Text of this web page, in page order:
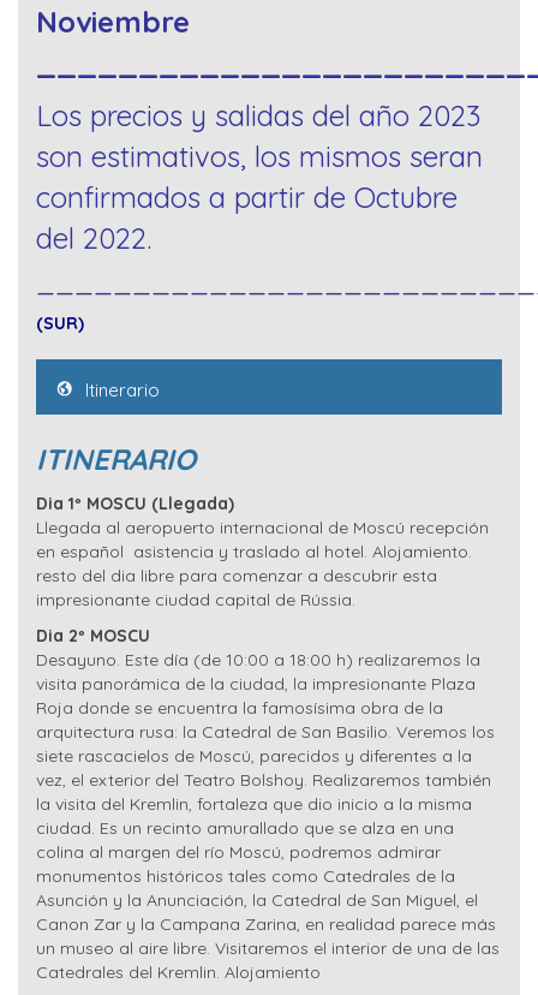
Noviembre
Los precios y salidas del año 2023
son estimativos, los mismos seran
confirmados a partir de Octubre
del 2022.
(SUR)
Itinerario
ITINERARIO
Dia 1º MOSCU (Llegada)
Llegada al aeropuerto internacional de Moscú recepción
en español asistencia y traslado al hotel. Alojamiento.
resto del dia libre para comenzar a descubrir esta
impresionante ciudad capital de Rússia.
Dia 2º MOSCU
Desayuno. Este día (de 10:00 a 18:00 h) realizaremos la
visita panorámica de la ciudad, la impresionante Plaza
Roja donde se encuentra la famosísima obra de la
arquitectura rusa: la Catedral de San Basilio. Veremos los
siete rascacielos de Moscú, parecidos y diferentes a la
vez, el exterior del Teatro Bolshoy. Realizaremos también
la visita del Kremlin, fortaleza que dio inicio a la misma
ciudad. Es un recinto amurallado que se alza en una
colina al margen del río Moscú, podremos admirar
monumentos históricos tales como Catedrales de la
Asunción y la Anunciación, la Catedral de San Miguel, el
Canon Zar y la Campana Zarina, en realidad parece más
un museo al aire libre. Visitaremos el interior de una de las
Catedrales del Kremlin. Alojamiento